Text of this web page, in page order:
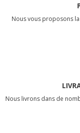
Nous vous proposons
Nous livrons dans de